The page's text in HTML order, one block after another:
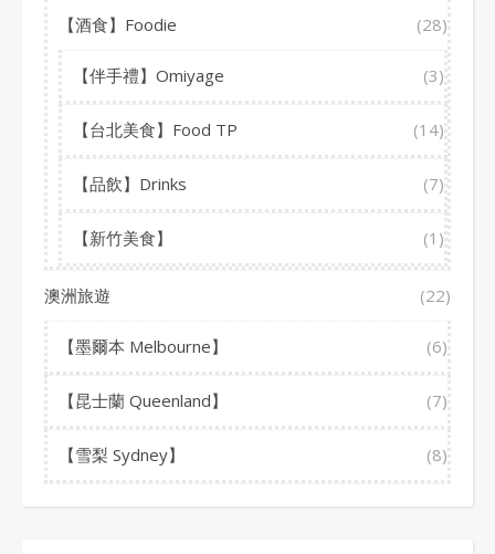
【酒食】Foodie (28)
【伴手禮】Omiyage (3)
【台北美食】Food TP (14)
【品飲】Drinks (7)
【新竹美食】 (1)
澳洲旅遊 (22)
【墨爾本 Melbourne】 (6)
【昆士蘭 Queenland】 (7)
【雪梨 Sydney】 (8)